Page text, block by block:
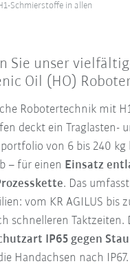
Schmierstoffe in allen
Sie unser
Oil (HO)
Robotertechnik mit
deckt ein Traglasten-
von 6 bis 240 kg
– für einen Einsatz
. Das
vom KR AGILUS bis
schnelleren Taktzeiten.
IP65 gegen
Handachsen nach IP67.